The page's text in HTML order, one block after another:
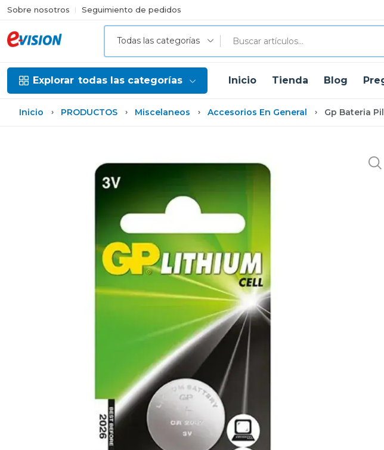
Sobre nosotros Seguimiento de pedidos
Todas las categorías
Explorar todas las categorías Inicio Tienda Blog
Inicio PRODUCTOS Miscelaneos Accesorios En General Gp Bateria